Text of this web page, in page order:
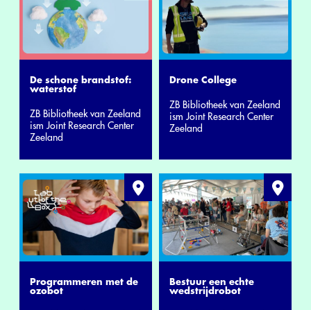
De schone brandstof:
waterstof
ZB Bibliotheek van Zeeland
ism Joint Research Center
Zeeland
Drone College
ZB Bibliotheek van Zeeland
ism Joint Research Center
Zeeland
Programmeren met de
ozobot
Bestuur een echte
wedstrijdrobot